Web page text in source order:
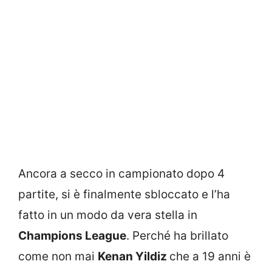
Ancora a secco in campionato dopo 4
partite, si è finalmente sbloccato e l’ha
fatto in un modo da vera stella in
Champions League. Perché ha brillato
come non mai Kenan Yildiz che a 19 anni è